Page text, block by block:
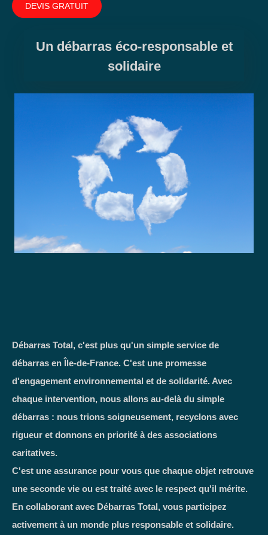
DEVIS GRATUIT
Un débarras éco-responsable et
solidaire
Débarras Total, c'est plus qu'un simple service de
débarras en Île-de-France. C'est une promesse
d'engagement environnemental et de solidarité. Avec
chaque intervention, nous allons au-delà du simple
débarras : nous trions soigneusement, recyclons avec
rigueur et donnons en priorité à des associations
caritatives.
C'est une assurance pour vous que chaque objet retrouve
une seconde vie ou est traité avec le respect qu'il mérite.
En collaborant avec Débarras Total, vous participez
activement à un monde plus responsable et solidaire.